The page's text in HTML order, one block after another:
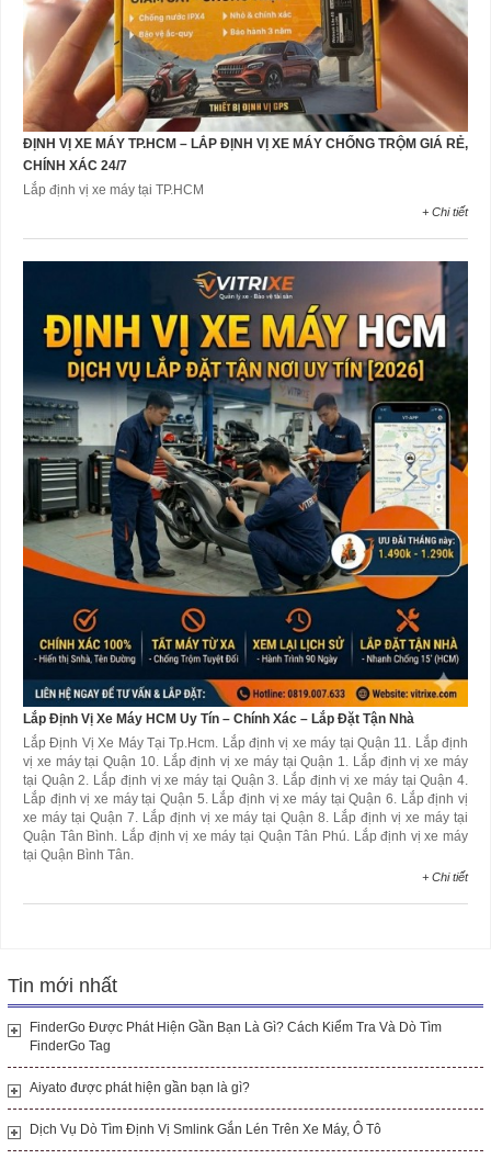
ĐỊNH VỊ XE MÁY TP.HCM – LẮP ĐỊNH VỊ XE MÁY CHỐNG TRỘM GIÁ RẺ,
CHÍNH XÁC 24/7
Lắp định vị xe máy tại TP.HCM
+ Chi tiết
Lắp Định Vị Xe Máy HCM Uy Tín – Chính Xác – Lắp Đặt Tận Nhà
Lắp Định Vị Xe Máy Tại Tp.Hcm. Lắp định vị xe máy tại Quận 11. Lắp định
vị xe máy tại Quận 10. Lắp định vị xe máy tại Quận 1. Lắp định vị xe máy
tại Quận 2. Lắp định vị xe máy tại Quận 3. Lắp định vị xe máy tại Quận 4.
Lắp định vị xe máy tại Quận 5. Lắp định vị xe máy tại Quận 6. Lắp định vị
xe máy tại Quận 7. Lắp định vị xe máy tại Quận 8. Lắp định vị xe máy tại
Quận Tân Bình. Lắp định vị xe máy tại Quận Tân Phú. Lắp định vị xe máy
tại Quận Bình Tân.
+ Chi tiết
Tin mới nhất
FinderGo Được Phát Hiện Gần Bạn Là Gì? Cách Kiểm Tra Và Dò Tìm
FinderGo Tag
Aiyato được phát hiện gần bạn là gì?
Dịch Vụ Dò Tìm Định Vị Smlink Gắn Lén Trên Xe Máy, Ô Tô